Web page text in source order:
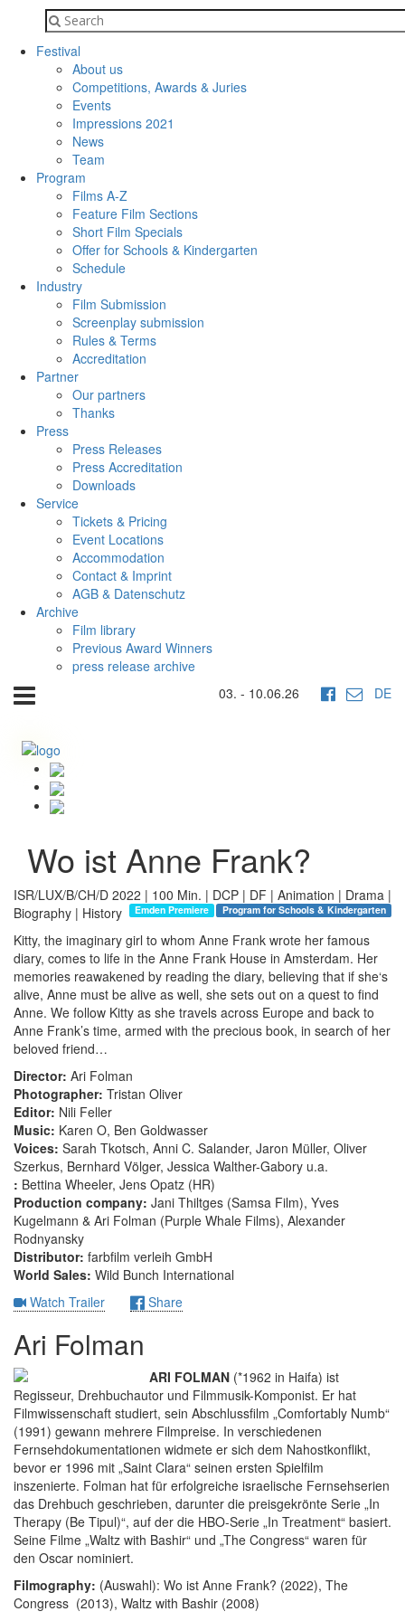
Festival
About us
Competitions, Awards & Juries
Events
Impressions 2021
News
Team
Program
Films A-Z
Feature Film Sections
Short Film Specials
Offer for Schools & Kindergarten
Schedule
Industry
Film Submission
Screenplay submission
Rules & Terms
Accreditation
Partner
Our partners
Thanks
Press
Press Releases
Press Accreditation
Downloads
Service
Tickets & Pricing
Event Locations
Accommodation
Contact & Imprint
AGB & Datenschutz
Archive
Film library
Previous Award Winners
press release archive
03. - 10.06.26
DE
Wo ist Anne Frank?
ISR/LUX/B/CH/D 2022 | 100 Min. | DCP | DF | Animation | Drama |
Biography | History
Program for Schools & Kindergarten
Emden Premiere
Kitty, the imaginary girl to whom Anne Frank wrote her famous
diary, comes to life in the Anne Frank House in Amsterdam. Her
memories reawakened by reading the diary, believing that if she‘s
alive, Anne must be alive as well, she sets out on a quest to find
Anne. We follow Kitty as she travels across Europe and back to
Anne Frank’s time, armed with the precious book, in search of her
beloved friend…
Director: Ari Folman
Photographer: Tristan Oliver
Editor: Nili Feller
Music: Karen O, Ben Goldwasser
Voices: Sarah Tkotsch, Anni C. Salander, Jaron Müller, Oliver
Szerkus, Bernhard Völger, Jessica Walther-Gabory u.a.
: Bettina Wheeler, Jens Opatz (HR)
Production company: Jani Thiltges (Samsa Film), Yves
Kugelmann & Ari Folman (Purple Whale Films), Alexander
Rodnyansky
Distributor: farbfilm verleih GmbH
World Sales: Wild Bunch International
Watch Trailer
Share
Ari Folman
ARI FOLMAN (*1962 in Haifa) ist
Regisseur, Drehbuchautor und Filmmusik-Komponist. Er hat
Filmwissenschaft studiert, sein Abschlussfilm „Comfortably Numb“
(1991) gewann mehrere Filmpreise. In verschiedenen
Fernsehdokumentationen widmete er sich dem Nahostkonflikt,
bevor er 1996 mit „Saint Clara“ seinen ersten Spielfilm
inszenierte. Folman hat für erfolgreiche israelische Fernsehserien
das Drehbuch geschrieben, darunter die preisgekrönte Serie „In
Therapy (Be Tipul)“, auf der die HBO-Serie „In Treatment“ basiert.
Seine Filme „Waltz with Bashir“ und „The Congress“ waren für
den Oscar nominiert.
Filmography: (Auswahl): Wo ist Anne Frank? (2022), The
Congress (2013), Waltz with Bashir (2008)